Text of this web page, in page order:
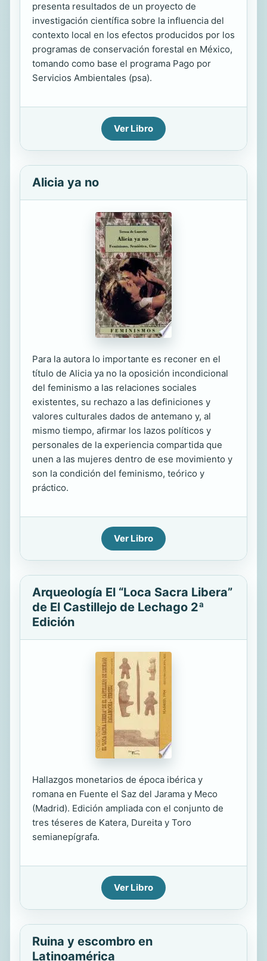
presenta resultados de un proyecto de
investigación científica sobre la influencia del
contexto local en los efectos producidos por los
programas de conservación forestal en México,
tomando como base el programa Pago por
Servicios Ambientales (psa).
Ver Libro
Alicia ya no
Para la autora lo importante es reconer en el
título de Alicia ya no la oposición incondicional
del feminismo a las relaciones sociales
existentes, su rechazo a las definiciones y
valores culturales dados de antemano y, al
mismo tiempo, afirmar los lazos políticos y
personales de la experiencia compartida que
unen a las mujeres dentro de ese movimiento y
son la condición del feminismo, teórico y
práctico.
Ver Libro
Arqueología El “Loca Sacra Libera”
de El Castillejo de Lechago 2ª
Edición
Hallazgos monetarios de época ibérica y
romana en Fuente el Saz del Jarama y Meco
(Madrid). Edición ampliada con el conjunto de
tres téseres de Katera, Dureita y Toro
semianepígrafa.
Ver Libro
Ruina y escombro en
Latinoamérica